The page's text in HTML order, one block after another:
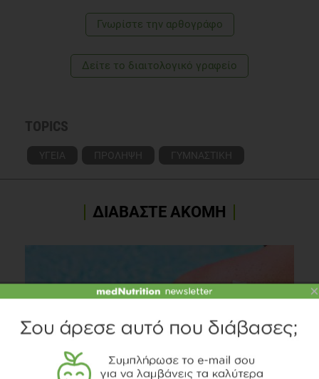
Γνωρίστε την αρθογράφο
Δείτε το διαιτολογικό γραφείο
TOPICS
ΥΓΕΙΑ ΠΡΟΛΗΨΗ ΓΥΜΝΑΣΤΙΚΗ
ΔΙΑΒΑΣΤΕ ΑΚΟΜΗ
×